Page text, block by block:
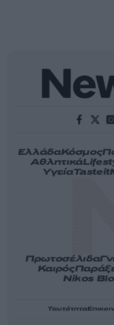
ΕλλάδαΚόσμος
Αθλητικά
ΥγείαTasteit
Πρωτοσέλιδα
Καιρός
Nikos
Ταυτότητα